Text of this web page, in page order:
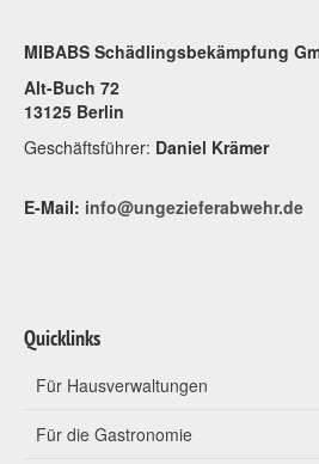
MIBABS Schädlingsbekämpfung
Alt-Buch 72
13125 Berlin
Geschäftsführer: Daniel Krämer
E-Mail: info@ungezieferabwehr.de
Quicklinks
Für Hausverwaltungen
Für die Gastronomie